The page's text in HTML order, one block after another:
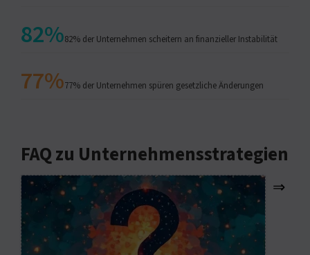
82%82% der Unternehmen scheitern an finanzieller Instabilität
77%77% der Unternehmen spüren gesetzliche Änderungen
FAQ zu Unternehmensstrategien
⇒